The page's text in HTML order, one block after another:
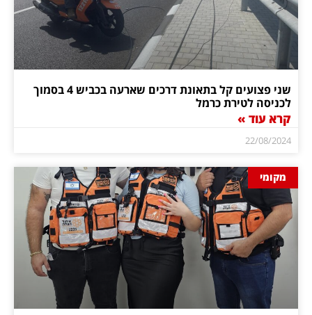
שני פצועים קל בתאונת דרכים שארעה בכביש 4 בסמוך
לכניסה לטירת כרמל
קרא עוד »
22/08/2024
מקומי